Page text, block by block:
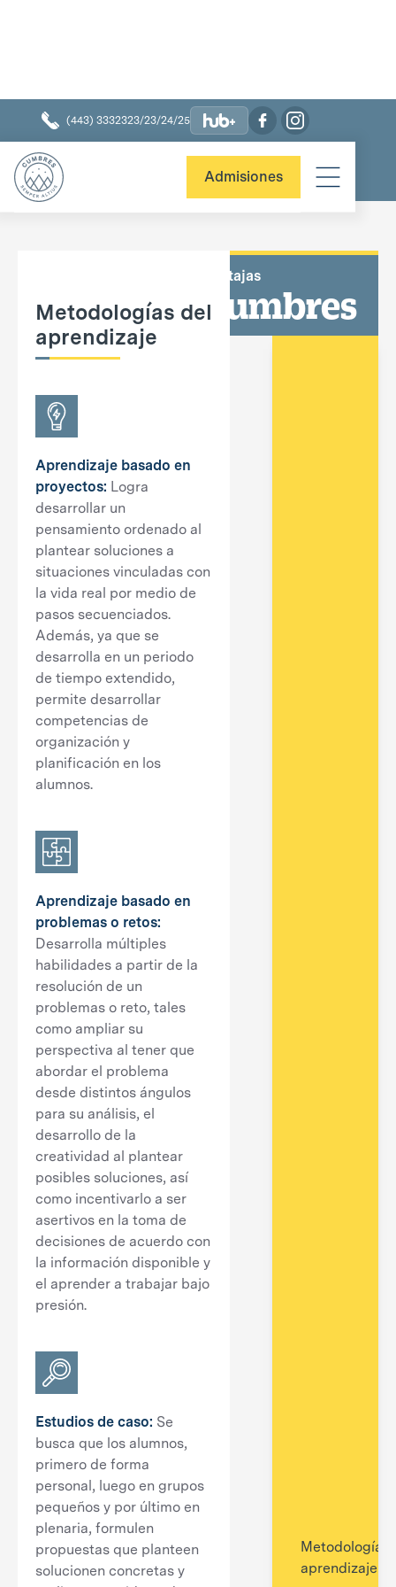
(443) 3332323/23/24/25
Admisiones
¿POR QUÉ CUMBRES?
Ventajas
Cumbres
Metodologías
aprendizaje
Metodologías del
aprendizaje
Aprendizaje basado en
proyectos: Logra
desarrollar un
pensamiento ordenado al
plantear soluciones a
situaciones vinculadas con
la vida real por medio de
pasos secuenciados.
Además, ya que se
desarrolla en un periodo
de tiempo extendido,
permite desarrollar
competencias de
organización y
planificación en los
alumnos.
Aprendizaje basado en
problemas o retos:
Desarrolla múltiples
habilidades a partir de la
resolución de un
problemas o reto, tales
como ampliar su
perspectiva al tener que
abordar el problema
desde distintos ángulos
para su análisis, el
desarrollo de la
creatividad al plantear
posibles soluciones, así
como incentivarlo a ser
asertivos en la toma de
decisiones de acuerdo con
la información disponible y
el aprender a trabajar bajo
presión.
Estudios de caso: Se
busca que los alumnos,
primero de forma
personal, luego en grupos
pequeños y por último en
plenaria, formulen
propuestas que planteen
solucionen concretas y